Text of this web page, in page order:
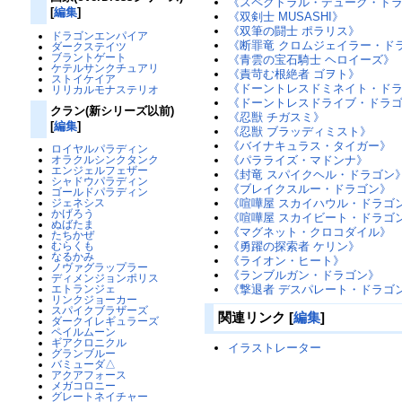
[編集]
ドラゴンエンパイア
ダークステイツ
ブラントゲート
ケテルサンクチュアリ
ストイケイア
リリカルモナステリオ
クラン(新シリーズ以前)
[編集]
ロイヤルパラディン
オラクルシンクタンク
エンジェルフェザー
シャドウパラディン
ゴールドパラディン
ジェネシス
かげろう
ぬばたま
たちかぜ
むらくも
なるかみ
ノヴァグラップラー
ディメンジョンポリス
エトランジェ
リンクジョーカー
スパイクブラザーズ
ダークイレギュラーズ
ペイルムーン
ギアクロニクル
グランブルー
バミューダ△
アクアフォース
メガコロニー
グレートネイチャー
《双剣士 MUSASHI》
《双筆の闘士 ポラリス》
《断罪竜 クロムジェイラー・ド
《青雲の宝石騎士 ヘロイーズ》
《責苛む根絶者 ゴヲト》
《ドーントレスドミネイト・ドラ
《ドーントレスドライブ・ドラゴ
《忍獣 チガスミ》
《忍獣 ブラッディミスト》
《バイナキュラス・タイガー》
《パラライズ・マドンナ》
《封竜 スパイクヘル・ドラゴン》
《ブレイクスルー・ドラゴン》
《喧嘩屋 スカイハウル・ドラゴ
《喧嘩屋 スカイビート・ドラゴ
《マグネット・クロコダイル》
《勇躍の探索者 ケリン》
《ライオン・ヒート》
《ランブルガン・ドラゴン》
《撃退者 デスパレート・ドラゴ
関連リンク [編集]
イラストレーター